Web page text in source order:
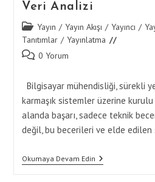
Veri Analizi
Post
category:
Yayın / Yayın Akışı / Yayıncı /
Tanıtımlar / Yayınlatma
Post 0 Yorum
Bilgisayar mühendisliği, sürekli
karmaşık sistemler üzerine
alanda başarı, sadece teknik
değil, bu becerileri ve elde
Okumaya Devam EdinBilgisayar